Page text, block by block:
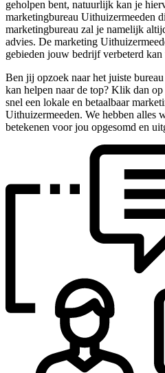
geholpen bent, natuurlijk kan je
marketingbureau Uithuizermeeden
marketingbureau zal je namelijk
advies. De marketing
gebieden jouw bedrijf verbeterd
Ben jij opzoek naar het juiste
kan helpen naar de top? Klik dan op
snel een lokale en betaalbaar
Uithuizermeeden. We hebben alles
betekenen voor jou opgesomd en